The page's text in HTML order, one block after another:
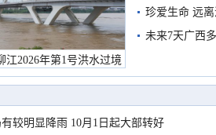
江2026年第1号洪水过境
堤岸见证汛况
珍爱生命 远
未来7天广西
较明显降雨 10月1日起大部转好